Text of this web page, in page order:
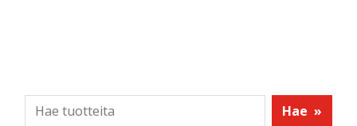
Hae »